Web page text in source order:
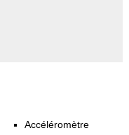
Accéléromètre